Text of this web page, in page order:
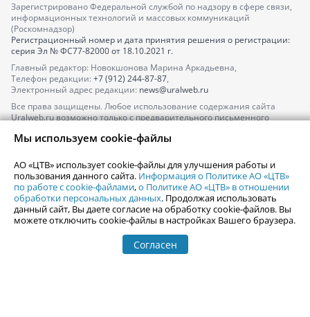
Зарегистрировано Федеральной службой по надзору в сфере связи,
информационных технологий и массовых коммуникаций
(Роскомнадзор)
Регистрационный номер и дата принятия решения о регистрации:
серия Эл № ФС77-82000от 18.10.2021 г.
Главный редактор: Новокшонова Марина Аркадьевна,
Телефон редакции: +7 (912) 244-87-87,
Электронный адрес редакции: news@uralweb.ru
Все права защищены. Любое использование содержания сайта
Uralweb.ru возможно только с предварительного письменного
По вопросам размещения рекламы обращайтесь по тел.
По вопросам размещения информации в разделе «Афиша»
afisha@uralweb.ru
Пользовательское соглашение на использование сайта
Политика АО «ЦТВ» в отношении обработки персональных данных
Мы используем cookie-файлы
АО «ЦТВ» использует cookie-файлы для улучшения работы и
пользования данного сайта. Информация о Политике АО «ЦТВ»
по работе с cookie-файлами,о Политике АО «ЦТВ» в отношении
обработки персональных данных. Продолжая использовать
данный сайт, Вы даете согласие на обработку cookie-файлов. Вы
можете отключить cookie-файлы в настройках Вашего браузера.
Согласен